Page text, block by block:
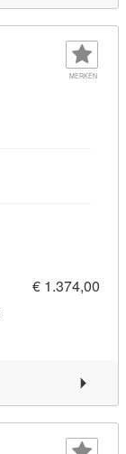
MERKEN
€ 1.374,00